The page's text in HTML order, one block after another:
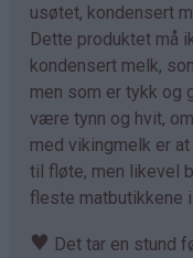
usøtet, kondensert
Dette produktet må
kondensert melk,
men som er tykk og
være tynn og hvit,
med vikingmelk er
til fløte, men likevel
fleste matbutikkene i
♥ Det tar en stund